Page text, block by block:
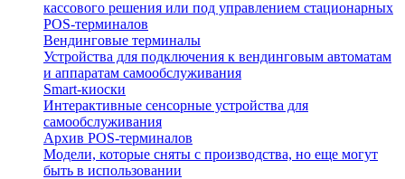
кассового решения или под управлением стационарных
POS-терминалов
Вендинговые терминалы
Устройства для подключения к вендинговым автоматам
и аппаратам самообслуживания
Smart-киоски
Интерактивные сенсорные устройства для
самообслуживания
Архив POS-терминалов
Модели, которые сняты с производства, но еще могут
быть в использовании